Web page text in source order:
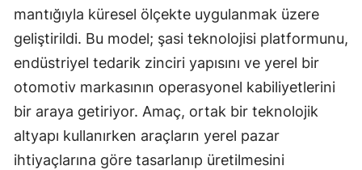
mantığıyla küresel ölçekte uygulanmak üzere
geliştirildi. Bu model; şasi teknolojisi platformunu,
endüstriyel tedarik zinciri yapısını ve yerel bir
otomotiv markasının operasyonel kabiliyetlerini
bir araya getiriyor. Amaç, ortak bir teknolojik
altyapı kullanırken araçların yerel pazar
ihtiyaçlarına göre tasarlanıp üretilmesini